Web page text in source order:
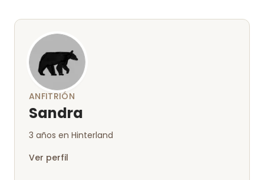
ANFITRIÓN
Sandra
3 años en Hinterland
Ver perfil